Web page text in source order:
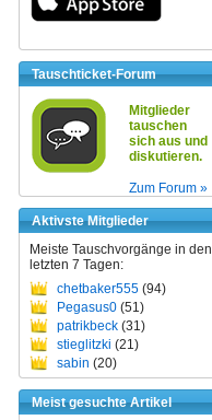
Tauschticket-Forum
Mitglieder
tauschen
sich aus und
diskutieren.
Zum Forum »
Aktivste Mitglieder
Meiste Tauschvorgänge in den
letzten 7 Tagen:
chetbaker555 (94)
Pegasus0 (51)
patrikbeck (31)
stieglitzki (21)
sabin (20)
Meist gesuchte Artikel